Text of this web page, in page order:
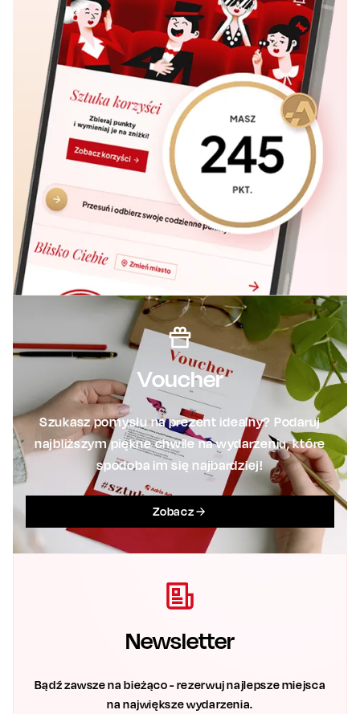
Voucher
Szukasz pomysłu na prezent idealny? Podaruj
najbliższym piękne chwile na wydarzeniu, które
spodoba im się najbardziej!
Zobacz
Newsletter
Bądź zawsze na bieżąco - rezerwuj najlepsze miejsca
na największe wydarzenia.